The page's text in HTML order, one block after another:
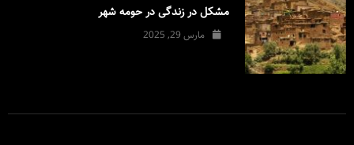
مشکل در زندگی در حومه شهر
مارس 29, 2025